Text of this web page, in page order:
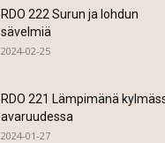
RDO 222 Surun ja lohdun
sävelmiä
2024-02-25
RDO 221 Lämpimänä
avaruudessa
2024-01-27